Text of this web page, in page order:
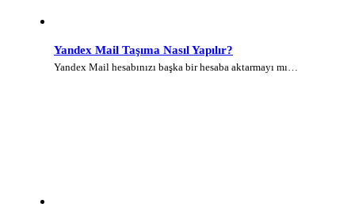
Yandex Mail Taşıma Nasıl Yapılır?
Yandex Mail hesabınızı başka bir hesaba aktarmayı mı…